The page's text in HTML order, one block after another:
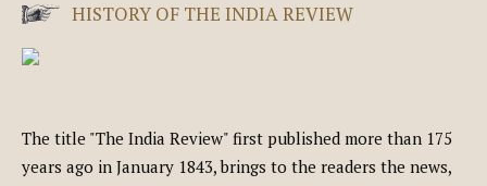
HISTORY OF THE INDIA REVIEW
The title "The India Review" first published more than 175
years ago in January 1843, brings to the readers the news,